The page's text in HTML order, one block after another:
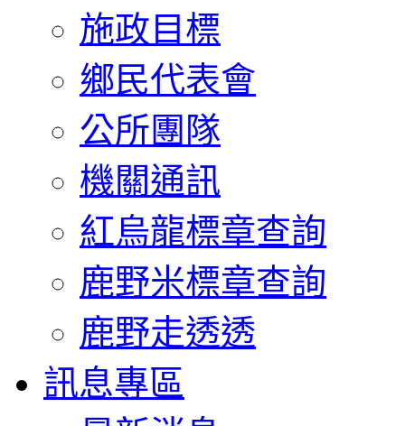
施政目標
鄉民代表會
公所團隊
機關通訊
紅烏龍標章查詢
鹿野米標章查詢
鹿野走透透
訊息專區